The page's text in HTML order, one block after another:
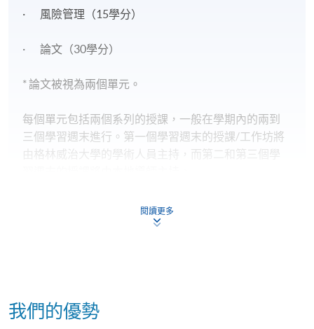
· 風險管理（15學分）
· 論文（30學分）
* 論文被視為兩個單元。
每個單元包括兩個系列的授課，一般在學期內的兩到
三個學習週末進行。第一個學習週末的授課/工作坊將
由格林威治大學的學術人員主持，而第二和第三個學
每位學生均會獲分配一位本地的論文導師。
閱讀更多
我們的優勢